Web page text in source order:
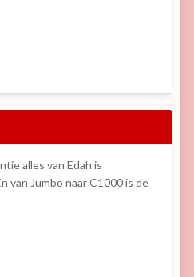
alles van Edah is
van Jumbo naar C1000 is de